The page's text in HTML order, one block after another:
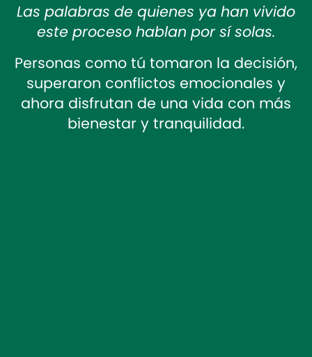
Las palabras de quienes ya han vivido
este proceso hablan por sí solas.
Personas como tú tomaron la decisión,
superaron conflictos emocionales y
ahora disfrutan de una vida con más
bienestar y tranquilidad.